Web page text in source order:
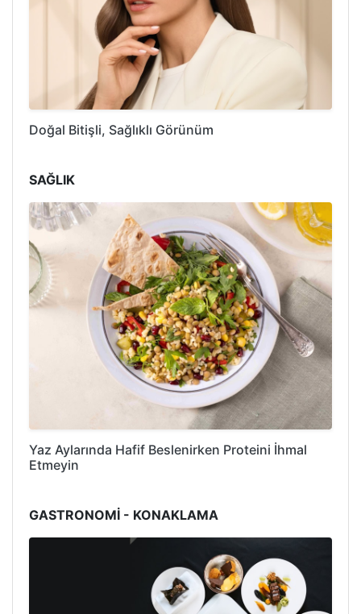
Doğal Bitişli, Sağlıklı Görünüm
SAĞLIK
Yaz Aylarında Hafif Beslenirken Proteini İhmal
Etmeyin
GASTRONOMİ - KONAKLAMA